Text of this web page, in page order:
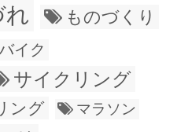
れ ものづくり
イク
サイクリング
ング マラソン